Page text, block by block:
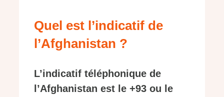
Quel est l’indicatif de
l’Afghanistan ?
L’indicatif téléphonique de
l’Afghanistan est le +93 ou le